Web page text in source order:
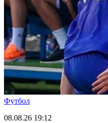
Футбол
08.08.26 19:12